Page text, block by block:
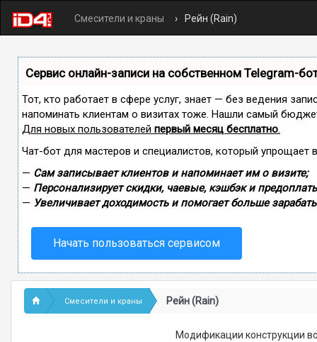
Смесители и краны Рейн (Rain)
Сервис онлайн-записи на собственном Telegram-
Тот, кто работает в сфере услуг, знает — без ведения
напоминать клиентам о визитах тоже. Нашли самый
Для новых пользователей первый месяц бесплатно.
Чат-бот для мастеров и специалистов, который упрощает
— Сам записывает клиентов и напоминает им о визите;
— Персонализирует скидки, чаевые, кэшбэк и
— Увеличивает доходимость и помогает больше
Начать пользоваться сервисом
Смесители и краны Рейн (Rain)
Модификации конструкции